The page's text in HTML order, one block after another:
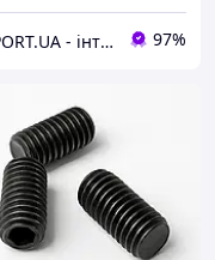
OSPORT.UA - інтернет магазин спортивних товарів 97%